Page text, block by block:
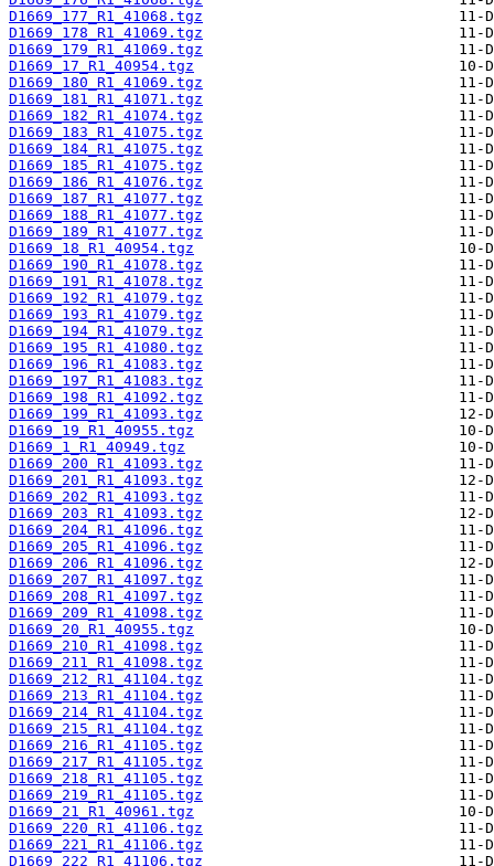
D1669_177_R1_41068.tgz
D1669_178_R1_41069.tgz
D1669_179_R1_41069.tgz
D1669_17_R1_40954.tgz
D1669_180_R1_41069.tgz
D1669_181_R1_41071.tgz
D1669_182_R1_41074.tgz
D1669_183_R1_41075.tgz
D1669_184_R1_41075.tgz
D1669_185_R1_41075.tgz
D1669_186_R1_41076.tgz
D1669_187_R1_41077.tgz
D1669_188_R1_41077.tgz
D1669_189_R1_41077.tgz
D1669_18_R1_40954.tgz
D1669_190_R1_41078.tgz
D1669_191_R1_41078.tgz
D1669_192_R1_41079.tgz
D1669_193_R1_41079.tgz
D1669_194_R1_41079.tgz
D1669_195_R1_41080.tgz
D1669_196_R1_41083.tgz
D1669_197_R1_41083.tgz
D1669_198_R1_41092.tgz
D1669_199_R1_41093.tgz
D1669_19_R1_40955.tgz
D1669_1_R1_40949.tgz
D1669_200_R1_41093.tgz
D1669_201_R1_41093.tgz
D1669_202_R1_41093.tgz
D1669_203_R1_41093.tgz
D1669_204_R1_41096.tgz
D1669_205_R1_41096.tgz
D1669_206_R1_41096.tgz
D1669_207_R1_41097.tgz
D1669_208_R1_41097.tgz
D1669_209_R1_41098.tgz
D1669_20_R1_40955.tgz
D1669_210_R1_41098.tgz
D1669_211_R1_41098.tgz
D1669_212_R1_41104.tgz
D1669_213_R1_41104.tgz
D1669_214_R1_41104.tgz
D1669_215_R1_41104.tgz
D1669_216_R1_41105.tgz
D1669_217_R1_41105.tgz
D1669_218_R1_41105.tgz
D1669_219_R1_41105.tgz
D1669_21_R1_40961.tgz
D1669_220_R1_41106.tgz
D1669_221_R1_41106.tgz
D1669_222_R1_41106.tgz